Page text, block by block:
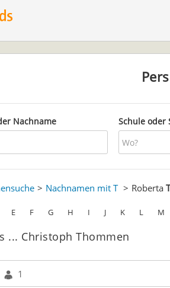
Nachname Schule oder
Nachnamen mit T Roberta
E F G H I J K L M
... Christoph Thommen
1